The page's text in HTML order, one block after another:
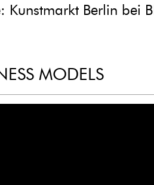
Kunstmarkt Berlin bei
MODELS